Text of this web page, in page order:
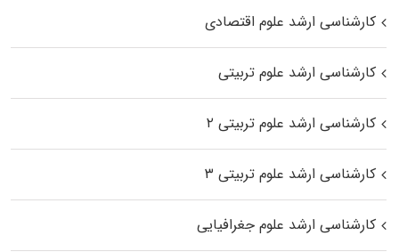
کارشناسی ارشد علوم اقتصادی
کارشناسی ارشد علوم تربیتی
کارشناسی ارشد علوم تربیتی ۲
کارشناسی ارشد علوم تربیتی ۳
کارشناسی ارشد علوم جغرافیایی